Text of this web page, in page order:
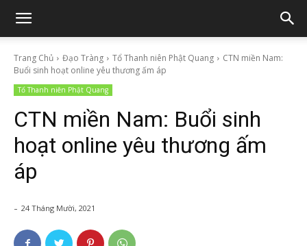
Trang Chủ Đạo Tràng Tổ Thanh niên Phật Quang
CTN miền Nam:
Buổi sinh hoạt online yêu thương ấm áp
Tổ Thanh niên Phật Quang
CTN miền Nam: Buổi sinh
hoạt online yêu thương ấm
áp
- 24 Tháng Mười, 2021